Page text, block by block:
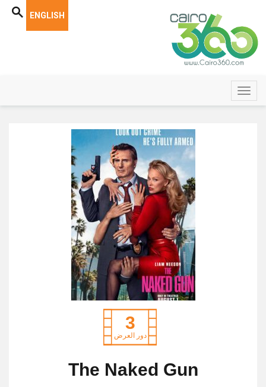
ENGLISH
3
دور العرض
The Naked Gun